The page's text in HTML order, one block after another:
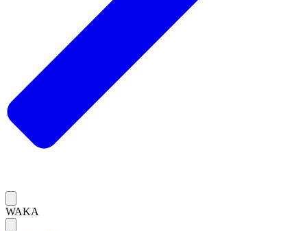
WAKA